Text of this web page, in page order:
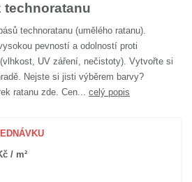
technoratanu
technoratanu (umělého ratanu).
pevností a odolností proti
UV záření, nečistoty). Vytvořte si
Nejste si jisti výběrem barvy?
ratanu zde. Cen...celý popis
/ m²